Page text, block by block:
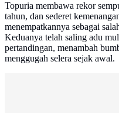
Topuria membawa rekor
tahun, dan sederet
menempatkannya sebagai
Keduanya telah saling adu
pertandingan, menambah
menggugah selera sejak awal.